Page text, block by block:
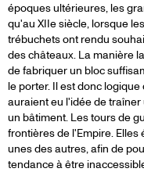
époques ultérieures, les
qu'au XIIe siècle, lorsque
trébuchets ont rendu
des châteaux. La manière
de fabriquer un bloc
le porter. Il est donc
auraient eu l'idée de
un bâtiment. Les tours de
frontières de l'Empire.
unes des autres, afin de
tendance à être